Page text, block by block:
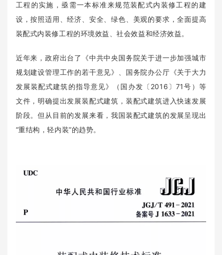
工程的实施，亟需一本标准来规范装配式内装修工程的建
设，按照适用、经济、安全、绿色、美观的要求，全面提高
装配式内装修工程的环境效益、社会效益和经济效益。
近年来，政府出台了《中共中央国务院关于进一步加强城市
规划建设管理工作的若干意见》、国务院办公厅《关于大力
发展装配式建筑的指导意见》（国办发〔2016〕71号）等
文件，明确提出发展装配式建筑，装配式建筑进入快速发展
阶段。但从目前的发展来看，我国装配式建筑的发展呈现出
“重结构，轻内装”的趋势。